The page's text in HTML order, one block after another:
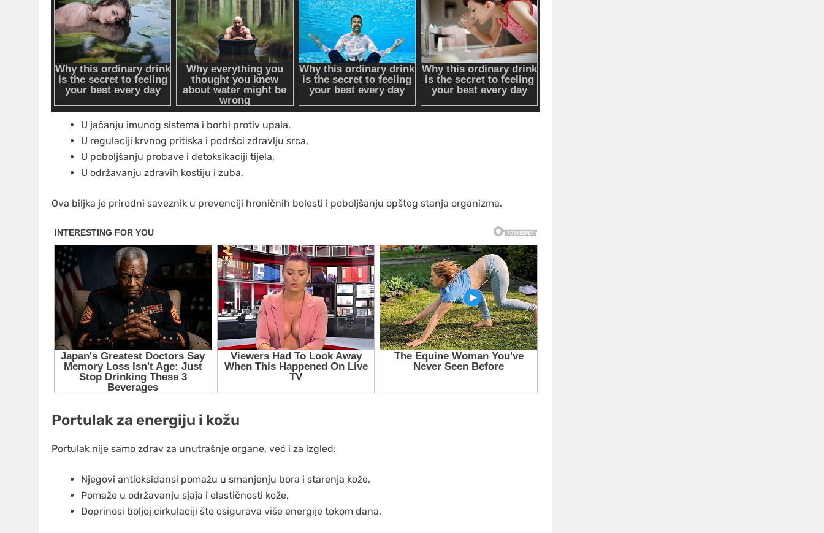
U jačanju imunog sistema i borbi protiv upala,
U regulaciji krvnog pritiska i podršci zdravlju srca,
U poboljšanju probave i detoksikaciji tijela,
U održavanju zdravih kostiju i zuba.
Ova biljka je prirodni saveznik u prevenciji hroničnih bolesti i poboljšanju opšteg stanja organizma.
Portulak za energiju i kožu
Portulak nije samo zdrav za unutrašnje organe, već i za izgled:
Njegovi antioksidansi pomažu u smanjenju bora i starenja kože,
Pomaže u održavanju sjaja i elastičnosti kože,
Doprinosi boljoj cirkulaciji što osigurava više energije tokom dana.